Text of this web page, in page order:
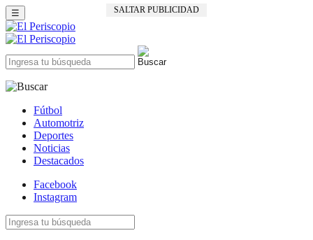
SALTAR PUBLICIDAD
☰
Fútbol
Automotriz
Deportes
Noticias
Destacados
Facebook
Instagram